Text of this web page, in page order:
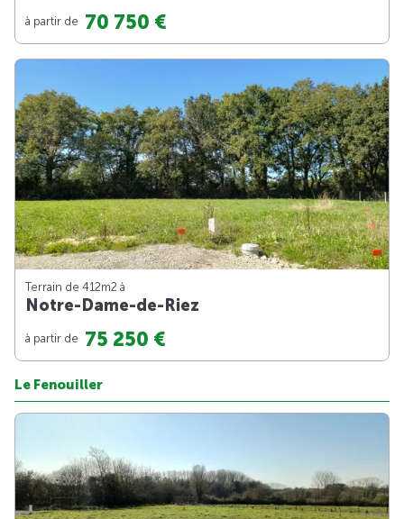
à partir de 70 750 €
Terrain de 412m2 à
Notre-Dame-de-Riez
à partir de 75 250 €
Le Fenouiller